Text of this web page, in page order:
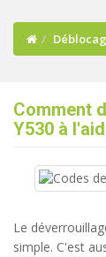
Comment
Y530 à
Le
simple. C'est